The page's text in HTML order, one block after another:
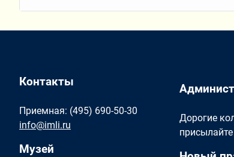
Контакты
Приемная: (495) 690-50-30
info@imli.ru
Музей
Дорогие